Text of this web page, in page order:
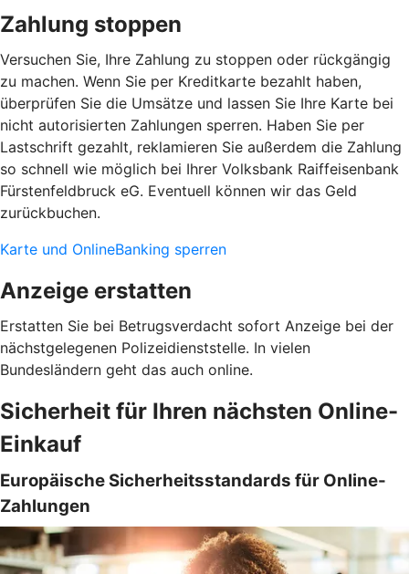
Zahlung stoppen
Versuchen Sie, Ihre Zahlung zu stoppen oder rückgängig
zu machen. Wenn Sie per Kreditkarte bezahlt haben,
überprüfen Sie die Umsätze und lassen Sie Ihre Karte bei
nicht autorisierten Zahlungen sperren. Haben Sie per
Lastschrift gezahlt, reklamieren Sie außerdem die Zahlung
so schnell wie möglich bei Ihrer Volksbank Raiffeisenbank
Fürstenfeldbruck eG. Eventuell können wir das Geld
zurückbuchen.
Karte und OnlineBanking sperren
Anzeige erstatten
Erstatten Sie bei Betrugsverdacht sofort Anzeige bei der
nächstgelegenen Polizeidienststelle. In vielen
Bundesländern geht das auch online.
Sicherheit für Ihren nächsten Online-
Einkauf
Europäische Sicherheitsstandards für Online-
Zahlungen